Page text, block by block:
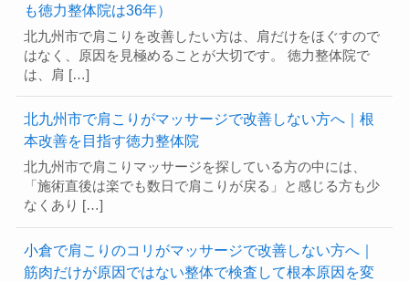
も徳力整体院は36年）
北九州市で肩こりを改善したい方は、肩だけをほぐすので
はなく、原因を見極めることが大切です。 徳力整体院で
は、肩 […]
北九州市で肩こりがマッサージで改善しない方へ｜根
本改善を目指す徳力整体院
北九州市で肩こりマッサージを探している方の中には、
「施術直後は楽でも数日で肩こりが戻る」と感じる方も少
なくあり […]
小倉で肩こりのコリがマッサージで改善しない方へ｜
筋肉だけが原因ではない整体で検査して根本原因を変